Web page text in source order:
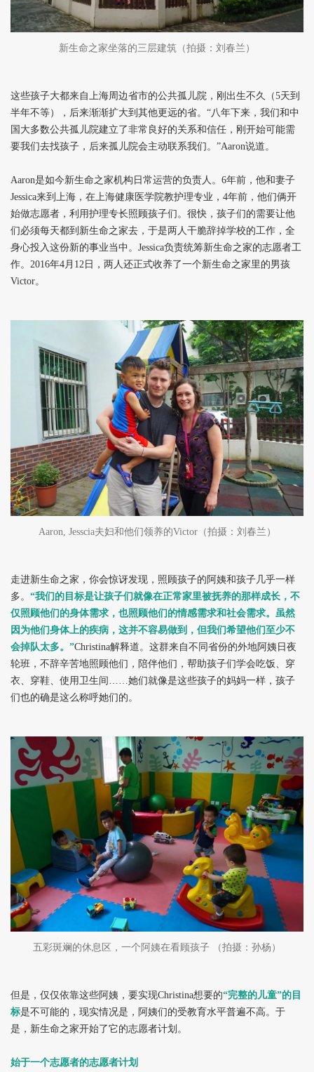
新生命之家坐落的三层建筑（拍摄：刘春兰）
这些孩子大都来自上海周边省市的公共孤儿院，刚出生不久（5天到
半年不等），后来渐渐扩大到其他更远的省。“八年下来，我们和中
国大多数公共孤儿院建立了非常良好的关系和信任，刚开始可能需
要我们去找孩子，后来孤儿院会主动联系我们。”Aaron说道。
Aaron是如今新生命之家机构日常运营的负责人。6年前，他和妻子
Jessica来到上海，在上海健康医学院教护理专业，4年前，他们俩开
始做志愿者，利用护理专长照顾孩子们。很快，孩子们的需要让他
们必须每天都到新生命之家去，于是两人干脆辞掉学校的工作，全
身心投入这份新的事业当中。Jessica负责统筹新生命之家的志愿者工
作。2016年4月12日，两人还正式收养了一个新生命之家里的男孩
Victor。
Aaron, Jesscia夫妇和他们领养的Victor（拍摄：刘春兰）
走进新生命之家，你会惊讶发现，照顾孩子的阿姨和孩子几乎一样
多。 “我们的目标是让孩子们就像在正常家里被抚养的那样成长，不
仅照顾他们的身体需求，也照顾他们的情感需求和社会需求。虽然
因为他们身体上的疾病，这并不容易做到，但我们希望他们至少不
会掉队太多。”Christina解释道。这群来自不同省份的外地阿姨日夜
轮班，不辞辛苦地照顾他们，陪伴他们，帮助孩子们学会吃饭、穿
衣、穿鞋、使用卫生间……她们就像是这些孩子的妈妈一样，孩子
们也的确是这么称呼她们的。
五彩斑斓的休息区，一个阿姨在看顾孩子 （拍摄：孙杨）
但是，仅仅依靠这些阿姨，要实现Christina想要的“完整的儿童”的目
标是不可能的，现实情况是，阿姨们的受教育水平普遍不高。于
是，新生命之家开始了它的志愿者计划。
始于一个志愿者的志愿者计划